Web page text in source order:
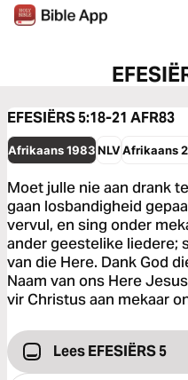
EFESIËRS 5:18-21 AFR83
Afrikaans 1983NLVAfrikaans
Moet julle nie aan drank
gaan losbandigheid
vervul, en sing onder
ander geestelike liedere;
van die Here. Dank God
Naam van ons Here
vir Christus aan mekaar
Lees EFESIËRS 5